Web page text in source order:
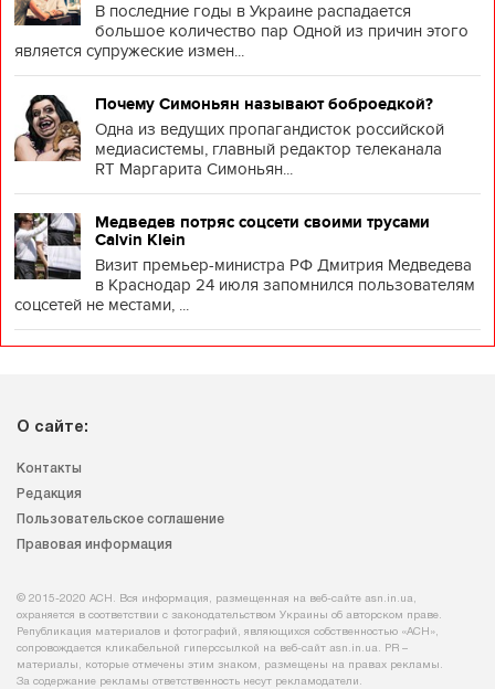
В последние годы в Украине распадается
большое количество пар Одной из причин этого
является супружеские измен...
Почему Симоньян называют боброедкой?
Одна из ведущих пропагандисток российской
медиасистемы, главный редактор телеканала
RT Маргарита Симоньян...
Медведев потряс соцсети своими трусами
Calvin Klein
Визит премьер-министра РФ Дмитрия Медведева
в Краснодар 24 июля запомнился пользователям
соцсетей не местами, ...
О сайте:
Контакты
Редакция
Пользовательское соглашение
Правовая информация
© 2015-2020 АСН. Вся информация, размещенная на веб-сайте asn.in.ua,
охраняется в соответствии с законодательством Украины об авторском праве.
Републикация материалов и фотографий, являющихся собственностью «АСН»,
сопровождается кликабельной гиперссылкой на веб-сайт asn.іn.ua. PR –
материалы, которые отмечены этим знаком, размещены на правах рекламы.
За содержание рекламы ответственность несут рекламодатели.